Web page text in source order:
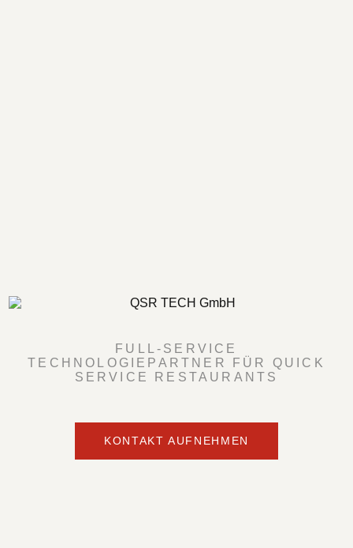
FULL-SERVICE
TECHNOLOGIEPARTNER FÜR QUICK
SERVICE RESTAURANTS
KONTAKT AUFNEHMEN